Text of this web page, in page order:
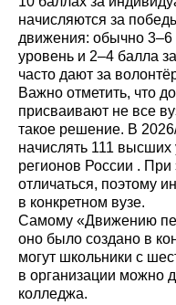
начисляются за
движения: обычно
уровень и 2–4 балла
часто дают за
Важно отметить, что
присваивают не все
такое решение. В
начислять 111
регионов России .
отличаться, поэтому
в конкретном вузе.
Самому «Движению
оно было создано в
могут школьники с
в организации можно
колледжа.